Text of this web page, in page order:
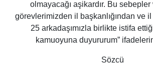
olmayacağı aşikardır. Bu
görevlerimizden il başkanlığından ve
25 arkadaşımızla birlikte istifa
kamuoyuna duyururum”
Sözcü